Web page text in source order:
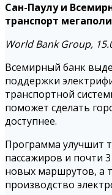
Сан-Паулу и
транспорт
World Bank Group,
Всемирный банк
поддержки
транспортной
поможет сделать
доступнее.
Программа улучшит
пассажиров и почти
новых маршрутов, а
производство